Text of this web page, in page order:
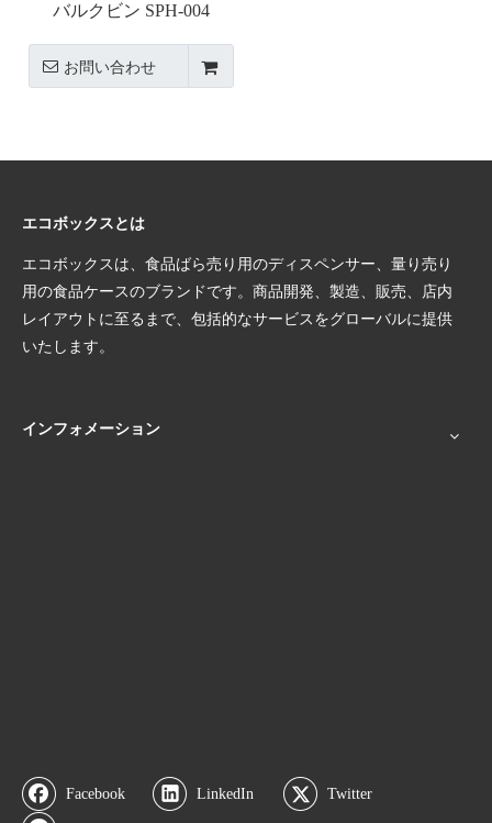
バルクビン SPH-004
お問い合わせ
エコボックスとは
エコボックスは、食品ばら売り用のディスペンサー、量り売り
用の食品ケースのブランドです。商品開発、製造、販売、店内
レイアウトに至るまで、包括的なサービスをグローバルに提供
いたします。
インフォメーション
Facebook LinkedIn Twitter